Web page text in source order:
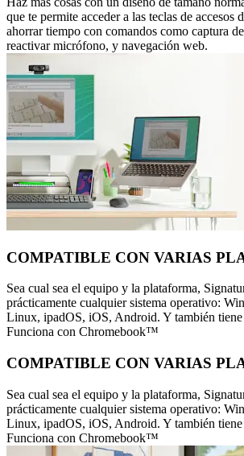
que te permite acceder a las teclas de accesos
ahorrar tiempo con comandos como captura
reactivar micrófono, y navegación web.
COMPATIBLE CON VARIAS
Sea cual sea el equipo y la plataforma,
prácticamente cualquier sistema operativo:
Linux, ipadOS, iOS, Android. Y también
Funciona con Chromebook™
COMPATIBLE CON VARIAS
Sea cual sea el equipo y la plataforma,
prácticamente cualquier sistema operativo:
Linux, ipadOS, iOS, Android. Y también
Funciona con Chromebook™